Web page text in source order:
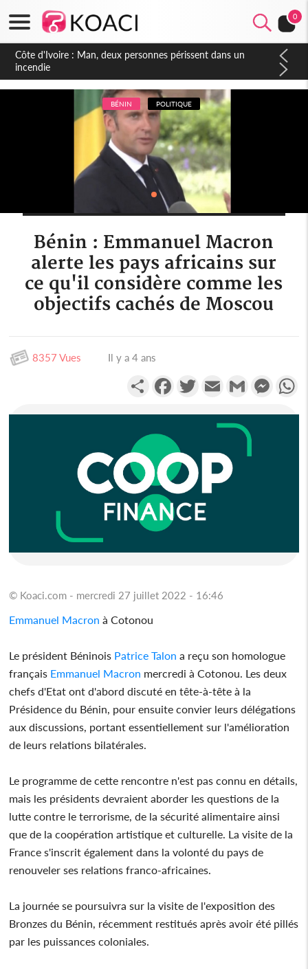
0
Côte d'Ivoire : Séileu, la célébration de la fête nationale
transformée en vaste campagne contre les produits
dépigmentants dangereux
BÉNIN POLITIQUE
Bénin : Emmanuel Macron
alerte les pays africains sur
ce qu'il considère comme les
objectifs cachés de Moscou
8357 Vues Il y a 4 ans
PartagerFacebookTwitterEmail Gmail
© Koaci.com - mercredi 27 juillet 2022 - 16:46
Emmanuel Macron à Cotonou
Le président Béninois Patrice Talon a reçu son homologue
français Emmanuel Macron mercredi à Cotonou. Les deux
chefs d'Etat ont d'abord discuté en tête-à-tête à la
Présidence du Bénin, pour ensuite convier leurs délégations
aux discussions, portant essentiellement sur l'amélioration
de leurs relations bilatérales.
Le programme de cette rencontre n'est pas connu en détails,
mais les présidents devraient aborder les questions de la
lutte contre le terrorisme, de la sécurité alimentaire ainsi
que de la coopération artistique et culturelle. La visite de la
France s'inscrit également dans la volonté du pays de
renouveler ses relations franco-africaines.
La journée se poursuivra sur la visite de l'exposition des
Bronzes du Bénin, récemment restitués après avoir été pillés
par les puissances coloniales.